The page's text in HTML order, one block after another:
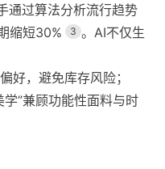
通过算法分析流行趋势
缩短30%
3 。AI不仅生
好，避免库存风险；
学”兼顾功能性面料与时